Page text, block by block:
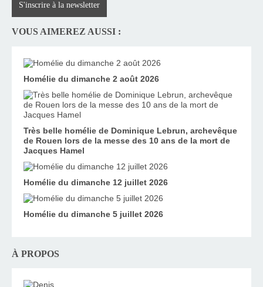
S'inscrire à la newsletter
VOUS AIMEREZ AUSSI :
Homélie du dimanche 2 août 2026
Très belle homélie de Dominique Lebrun, archevêque
de Rouen lors de la messe des 10 ans de la mort de
Jacques Hamel
Homélie du dimanche 12 juillet 2026
Homélie du dimanche 5 juillet 2026
À PROPOS